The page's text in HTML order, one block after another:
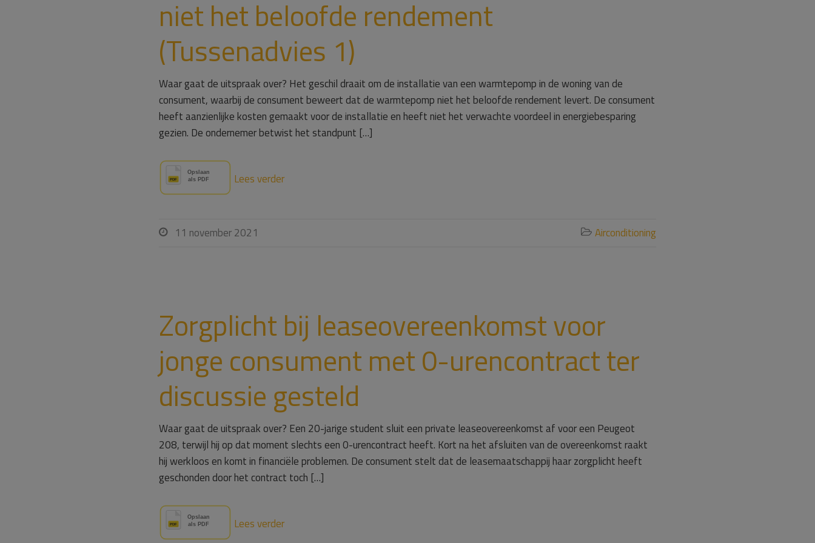
niet het beloofde rendement
(Tussenadvies 1)
Waar gaat de uitspraak over? Het geschil draait om de installatie van een warmtepomp in de woning van de
consument, waarbij de consument beweert dat de warmtepomp niet het beloofde rendement levert. De consument
heeft aanzienlijke kosten gemaakt voor de installatie en heeft niet het verwachte voordeel in energiebesparing
gezien. De ondernemer betwist het standpunt […]
Lees verder
 11 november 2021  Airconditioning
Zorgplicht bij leaseovereenkomst voor
jonge consument met 0-urencontract ter
discussie gesteld
Waar gaat de uitspraak over? Een 20-jarige student sluit een private leaseovereenkomst af voor een Peugeot
208, terwijl hij op dat moment slechts een 0-urencontract heeft. Kort na het afsluiten van de overeenkomst raakt
hij werkloos en komt in financiële problemen. De consument stelt dat de leasemaatschappij haar zorgplicht heeft
geschonden door het contract toch […]
Lees verder